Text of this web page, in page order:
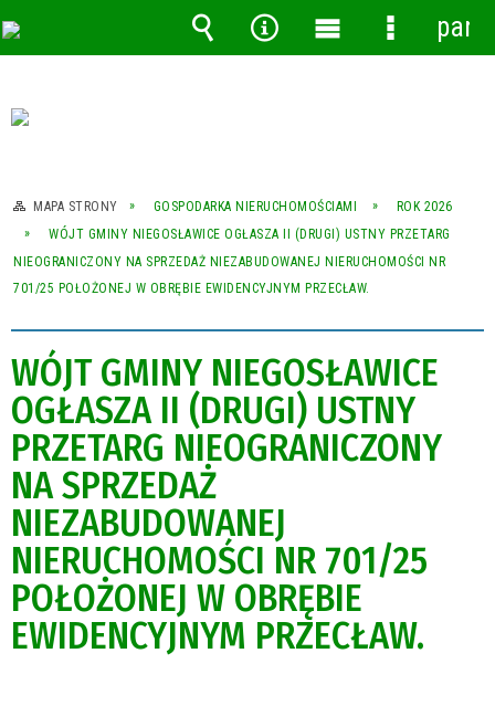
MAPA STRONY GOSPODARKA NIERUCHOMOŚCIAMI
ROK 2026
WÓJT GMINY NIEGOSŁAWICE OGŁASZA II (DRUGI) USTNY PRZETARG
NIEOGRANICZONY NA SPRZEDAŻ NIEZABUDOWANEJ NIERUCHOMOŚCI NR
701/25 POŁOŻONEJ W OBRĘBIE EWIDENCYJNYM PRZECŁAW.
WÓJT GMINY NIEGOSŁAWICE
OGŁASZA II (DRUGI) USTNY
PRZETARG NIEOGRANICZONY
NA SPRZEDAŻ
NIEZABUDOWANEJ
NIERUCHOMOŚCI NR 701/25
POŁOŻONEJ W OBRĘBIE
EWIDENCYJNYM PRZECŁAW.
Wyszukiwarka
Narzędzia
MenuMenu